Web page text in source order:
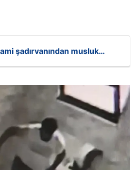
şadırvanından musluk